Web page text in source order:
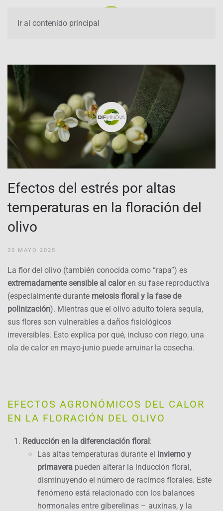
Ir al contenido principal
Efectos del estrés por altas
temperaturas en la floración del
olivo
20 MAYO 2025
La flor del olivo (también conocida como “rapa”) es
extremadamente sensible al caloren su fase reproductiva
(especialmente durante meiosis floral y la fase de
polinización). Mientras que el olivo adulto tolera sequía,
sus flores son vulnerables a daños fisiológicos
irreversibles. Esto explica por qué, incluso con riego, una
ola de calor en mayo-junio puede arruinar la cosecha.
EFECTOS AGRONÓMICOS DEL CALOR
EN LA FLORACIÓN DEL OLIVO
Reducción en la diferenciación floral:
Las altas temperaturas durante el invierno y
primavera pueden alterar la inducción floral,
disminuyendo el número de racimos florales. Este
fenómeno está relacionado con los balances
hormonales entre giberelinas – auxinas, y la